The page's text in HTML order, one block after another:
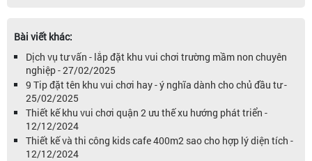
Bài viết khác:
Dịch vụ tư vấn - lắp đặt khu vui chơi trường mầm non chuyên
nghiệp - 27/02/2025
9 Tip đặt tên khu vui chơi hay - ý nghĩa dành cho chủ đầu tư -
25/02/2025
Thiết kế khu vui chơi quận 2 ưu thế xu hướng phát triển -
12/12/2024
Thiết kế và thi công kids cafe 400m2 sao cho hợp lý diện tích -
12/12/2024